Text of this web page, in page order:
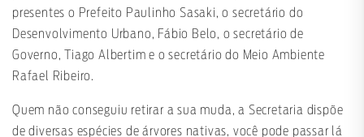
presentes o Prefeito Paulinho Sasaki, o secretário do
Desenvolvimento Urbano, Fábio Belo, o secretário de
Governo, Tiago Albertim e o secretário do Meio Ambiente
Rafael Ribeiro.
Quem não conseguiu retirar a sua muda, a Secretaria dispõe
de diversas espécies de árvores nativas, você pode passar lá